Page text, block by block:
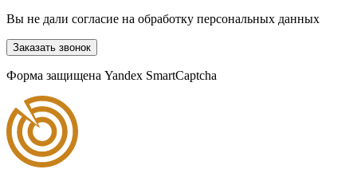
Вы не дали согласие на обработку персональных данных
Заказать звонок
Форма защищена Yandex SmartCaptcha